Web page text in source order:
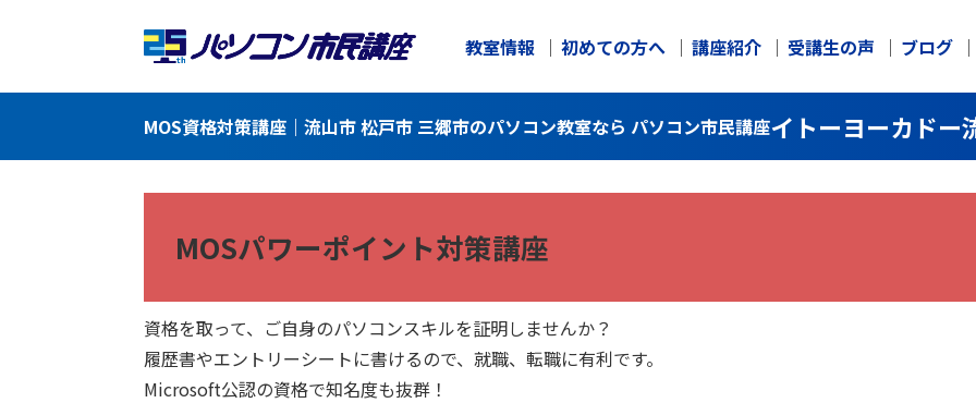
教室情報 初めての方へ 講座紹介 受講生の声 ブログ
MOS資格対策講座｜流山市 松戸市 三郷市のパソコン教室なら パソコン市民講座イトーヨーカドー
MOSパワーポイント対策講座
資格を取って、ご自身のパソコンスキルを証明しませんか？
履歴書やエントリーシートに書けるので、就職、転職に有利です。
Microsoft公認の資格で知名度も抜群！